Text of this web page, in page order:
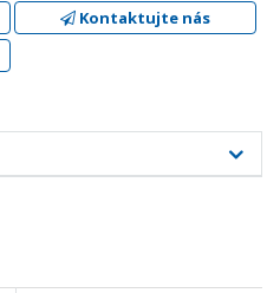
Kontaktujte nás